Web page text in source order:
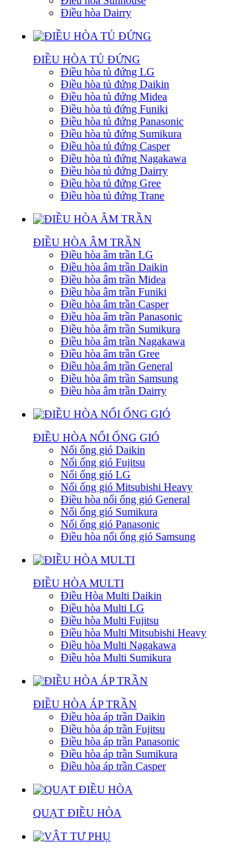
Điều hòa Dairry
ĐIỀU HÒA TỦ ĐỨNG
Điều hòa tủ đứng LG
Điều hòa tủ đứng Daikin
Điều hòa tủ đứng Midea
Điều hòa tủ đứng Funiki
Điều hòa tủ đứng Panasonic
Điều hòa tủ đứng Sumikura
Điều hòa tủ đứng Casper
Điều hòa tủ đứng Nagakawa
Điều hòa tủ đứng Dairry
Điều hòa tủ đứng Gree
Điều hòa tủ đứng Trane
ĐIỀU HÒA ÂM TRẦN
Điều hòa âm trần LG
Điều hòa âm trần Daikin
Điều hòa âm trần Midea
Điều hòa âm trần Funiki
Điều hòa âm trần Casper
Điều hòa âm trần Panasonic
Điều hòa âm trần Sumikura
Điều hòa âm trần Nagakawa
Điều hòa âm trần Gree
Điều hòa âm trần General
Điều hòa âm trần Samsung
Điều hòa âm trần Dairry
ĐIỀU HÒA NỐI ỐNG GIÓ
Nối ống gió Daikin
Nối ống gió Fujitsu
Nối ống gió LG
Nối ống gió Mitsubishi Heavy
Điều hòa nối ống gió General
Nối ống gió Sumikura
Nối ống gió Panasonic
Điều hòa nối ống gió Samsung
ĐIỀU HÒA MULTI
Điều Hòa Multi Daikin
Điều hòa Multi LG
Điều hòa Multi Fujitsu
Điều hòa Multi Mitsubishi Heavy
Điều hòa Multi Nagakawa
Điều hòa Multi Sumikura
ĐIỀU HÒA ÁP TRẦN
Điều hòa áp trần Daikin
Điều hòa áp trần Fujitsu
Điều hòa áp trần Panasonic
Điều hòa áp trần Sumikura
Điều hòa áp trần Casper
QUẠT ĐIỀU HÒA